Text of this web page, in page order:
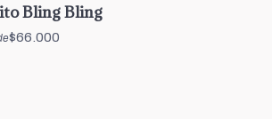
Bling Bling
$66.000